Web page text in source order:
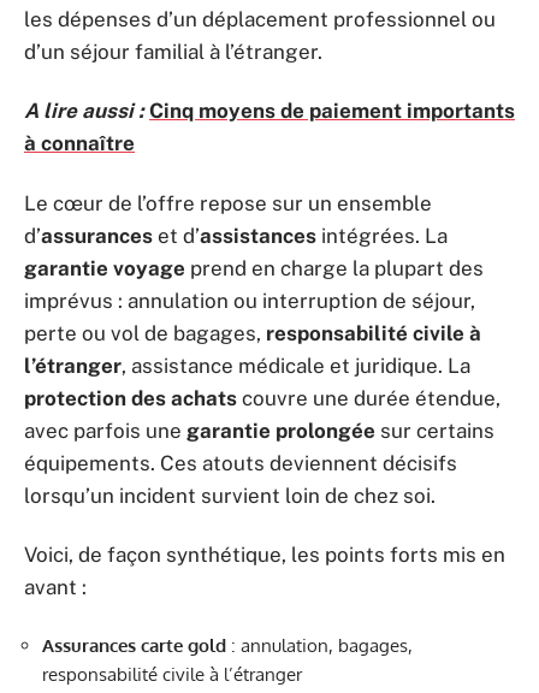
les dépenses d’un déplacement professionnel ou
d’un séjour familial à l’étranger.
A lire aussi : Cinq moyens de paiement importants
à connaître
Le cœur de l’offre repose sur un ensemble
d’assurances et d’assistances intégrées. La
garantie voyage prend en charge la plupart des
imprévus : annulation ou interruption de séjour,
perte ou vol de bagages, responsabilité civile à
l’étranger, assistance médicale et juridique. La
protection des achats couvre une durée étendue,
avec parfois une garantie prolongée sur certains
équipements. Ces atouts deviennent décisifs
lorsqu’un incident survient loin de chez soi.
Voici, de façon synthétique, les points forts mis en
avant :
Assurances carte gold : annulation, bagages,
responsabilité civile à l’étranger